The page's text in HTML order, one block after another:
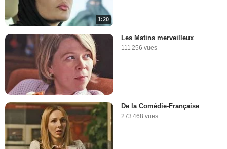
1:20
Les Matins merveilleux
111 256 vues
De la Comédie-Française
273 468 vues